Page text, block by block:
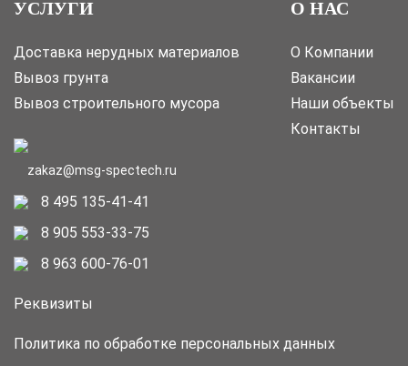
УСЛУГИ
Доставка нерудных материалов
Вывоз грунта
Вывоз строительного мусора
О НАС
О Компании
Вакансии
Наши объекты
Контакты
zakaz@msg-spectech.ru
8 495 135-41-41
8 905 553-33-75
8 963 600-76-01
Реквизиты
Политика по обработке персональных данных